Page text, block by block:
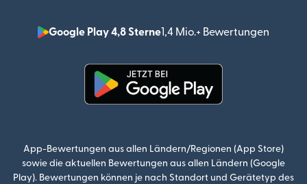
Google Play 4,8 Sterne1,4 Mio.+ Bewertungen
App-Bewertungen aus allen Ländern/Regionen (App Store)
sowie die aktuellen Bewertungen aus allen Ländern (Google
Play). Bewertungen können je nach Standort und Gerätetyp des